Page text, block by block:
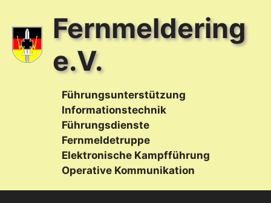
springen
Fernmeldering
e.V.
Führungsunterstützung
Informationstechnik
Führungsdienste
Fernmeldetruppe
Elektronische Kampfführung
Operative Kommunikation